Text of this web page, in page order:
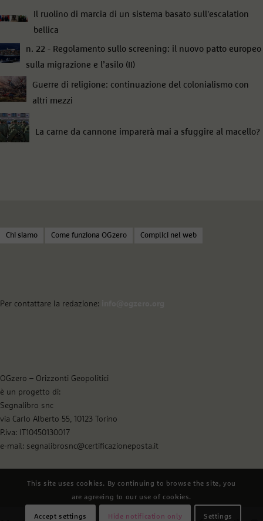
Il ruolino di marcia di un sistema basato sull'escalation
bellica
n. 22 - Regolamento sullo screening: il nuovo patto europeo
sulla migrazione e l’asilo (II)
Guerre di religione: continuazione del colonialismo con
altri mezzi
La carne da cannone imparerà mai a sfuggire al macello?
Chi siamo Come funziona OGzero Complici nel web
Per contattare la redazione:
OGzero – Orizzonti Geopolitici
è un progetto di:
Segnalibro snc
via Carlo Alberto 55, 10123 Torino
P.iva: IT10450130017
e-mail: segnalibrosnc@certificazioneposta.it
This site uses cookies. By continuing to browse the site, you
are agreeing to our use of cookies.
Accept settings Hide notification only Settings